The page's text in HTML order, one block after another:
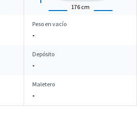
176 cm
Peso en vacío
-
Depósito
-
Maletero
-